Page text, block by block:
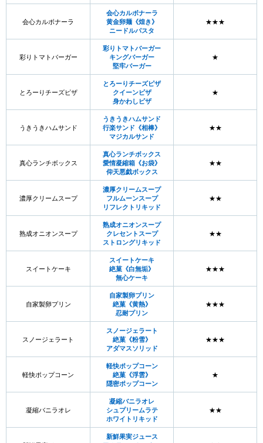
会心カルボナーラ
会心カルボナーラ
黄金卵麺《煌き》
ニードルパスタ
★★★
彩りトマトバーガー
彩りトマトバーガー
キングバーガー
堅牢バーガー
★
とろーりチーズピザ
とろーりチーズピザ
クイーンピザ
身かわしピザ
★
うきうきハムサンド
うきうきハムサンド
行楽サンド《相棒》
マジカルサンド
★★
真心ランチボックス
真心ランチボックス
愛情凝縮箱《お袋》
仰天悪戯ボックス
★★
濃厚クリームスープ
濃厚クリームスープ
フルムーンスープ
リフレクトリキッド
★★
熟成オニオンスープ
熟成オニオンスープ
クレセントスープ
ストロングリキッド
★★
スイートケーキ
スイートケーキ
絶菓《白無垢》
無心ケーキ
★★★
自家製卵プリン
自家製卵プリン
絶菓《黄熱》
忍耐プリン
★★★
スノージェラート
スノージェラート
絶菓《粉雪》
アダマスソリッド
★★★
軽快ポップコーン
軽快ポップコーン
絶菓《浮雲》
隠密ポップコーン
★
凝縮バニラオレ
凝縮バニラオレ
シュプリームラテ
ホワイトリキッド
★★
新鮮果実ジュース